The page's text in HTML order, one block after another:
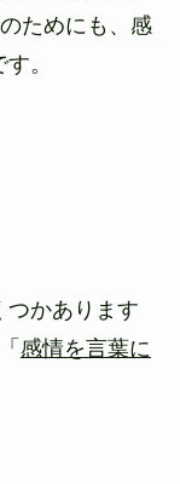
ためにも、感
。
つかあります
感情を言葉に